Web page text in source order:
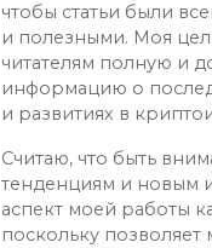
чтобы статьи были
и полезными. Моя
читателям полную и
информацию о
и развитиях в
Считаю, что быть
тенденциям и новым
аспект моей работы
поскольку позволяет